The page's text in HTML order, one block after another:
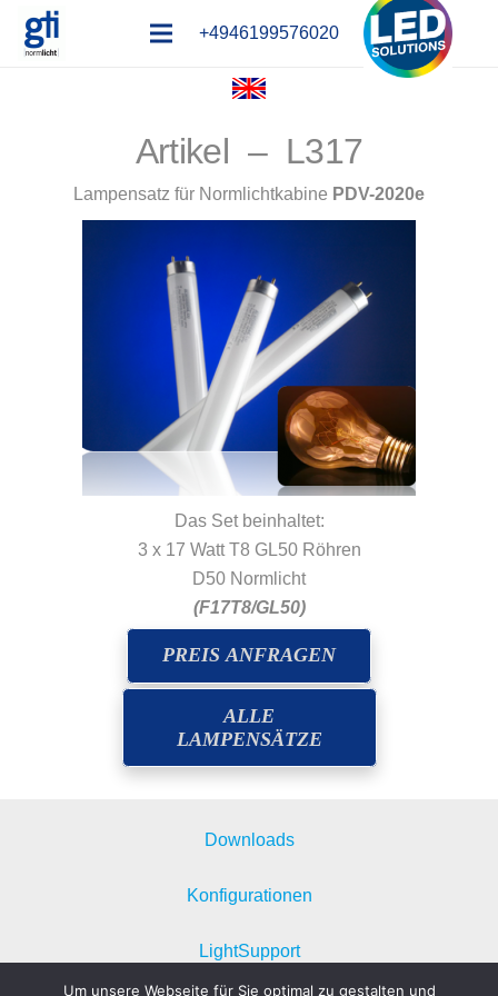
+4946199576020
Artikel – L317
Lampensatz für Normlichtkabine PDV-2020e
Das Set beinhaltet:
3 x 17 Watt T8 GL50 Röhren
D50 Normlicht
(F17T8/GL50)
PREIS ANFRAGEN
ALLE
LAMPENSÄTZE
Downloads
Konfigurationen
LightSupport
Um unsere Webseite für Sie optimal zu gestalten und